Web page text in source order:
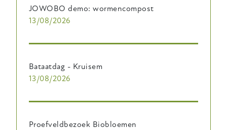
JOWOBO demo: wormencompost
13/08/2026
Bataatdag - Kruisem
13/08/2026
Proefveldbezoek Biobloemen